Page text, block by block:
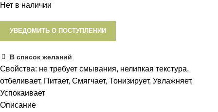
Нет в наличии
УВЕДОМИТЬ О ПОСТУПЛЕНИИ
В список желаний
Свойства: не требует смывания, нелипкая текстура,
отбеливает, Питает, Смягчает, Тонизирует, Увлажняет,
Успокаивает
Описание